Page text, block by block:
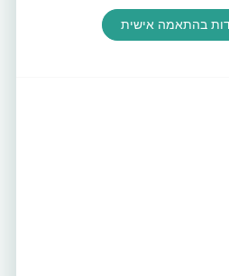
בהתאמה אישית